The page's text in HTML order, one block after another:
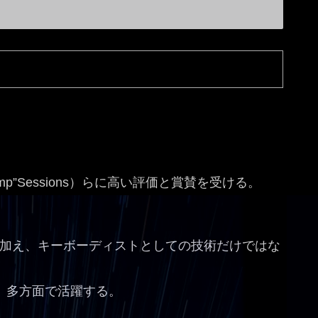
）らに高い評価と賞賛を受ける。
え、キーボーディストとしての技術だけではな
方面で活躍する。